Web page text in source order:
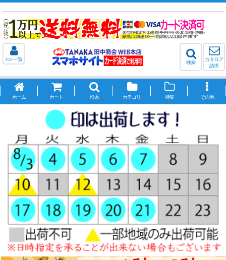
ﾒﾆｭｰ一覧
検索
カタログ
請求
ホーム カート 検索 カテゴリ 特集 その他